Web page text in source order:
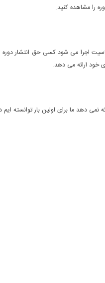
را مشاهده کنید.
اجرا می شود کسی حق انتشار دوره
بگوییم که هیچ سایت یا مرجع ترجمه‌ای ۱۶ دوره کامل و جامع اندروید را